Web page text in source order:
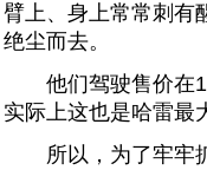
臂上、身上常常刺有
绝尘而去。
他们驾驶售价在
实际上这也是哈雷最
所以，为了牢牢抓